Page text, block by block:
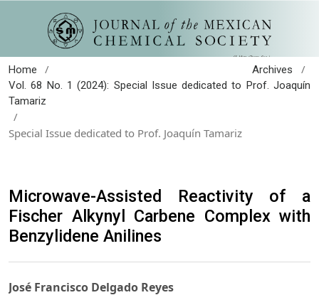
Home / Archives /
Vol. 68 No. 1 (2024): Special Issue dedicated to Prof. Joaquín
Tamariz
/
Special Issue dedicated to Prof. Joaquín Tamariz
Microwave-Assisted Reactivity of a
Fischer Alkynyl Carbene Complex with
Benzylidene Anilines
José Francisco Delgado Reyes